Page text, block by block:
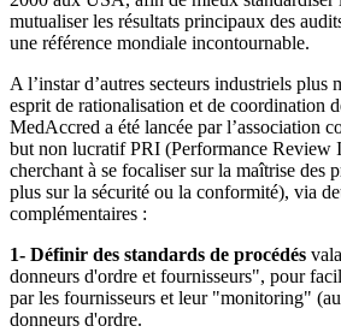
mutualiser les résultats principaux des
une référence mondiale incontournable.
A l’instar d’autres secteurs industriels plus
esprit de rationalisation et de coordination
MedAccred a été lancée par l’association
but non lucratif PRI (Performance Review
cherchant à se focaliser sur la maîtrise des
plus sur la sécurité ou la conformité), via
complémentaires :
1- Définir des standards de procédés
donneurs d'ordre et fournisseurs", pour
par les fournisseurs et leur "monitoring"
donneurs d'ordre.